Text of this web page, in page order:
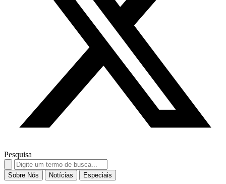
Pesquisa
Search
for:
Sobre Nós Notícias Especiais